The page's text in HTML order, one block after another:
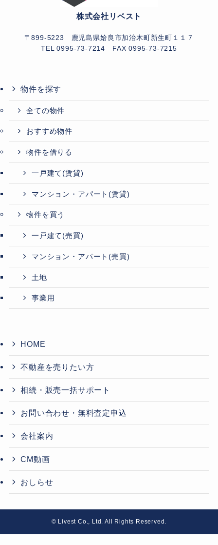
株式会社リベスト
〒899-5223 鹿児島県姶良市加治木町新生町１１７
TEL 0995-73-7214 FAX 0995-73-7215
物件を探す
全ての物件
おすすめ物件
物件を借りる
一戸建て(賃貸)
マンション・アパート(賃貸)
物件を買う
一戸建て(売買)
マンション・アパート(売買)
土地
事業用
HOME
不動産を売りたい方
相続・販売一括サポート
お問い合わせ・無料査定申込
会社案内
CM動画
おしらせ
© Livest Co., Ltd. All Rights Reserved.